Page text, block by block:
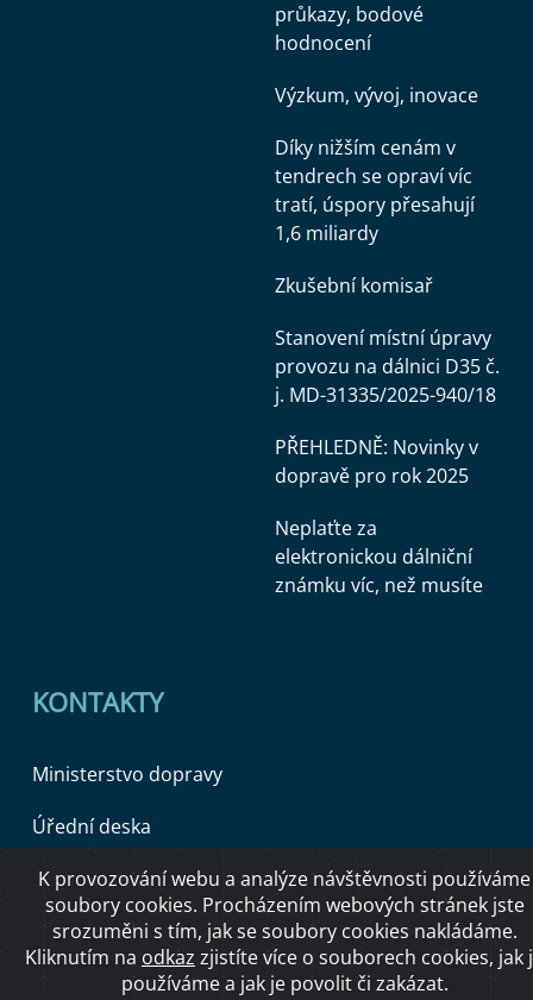
průkazy, bodové
hodnocení
Výzkum, vývoj, inovace
Díky nižším cenám v
tendrech se opraví víc
tratí, úspory přesahují
1,6 miliardy
Zkušební komisař
Stanovení místní úpravy
provozu na dálnici D35 č.
j. MD-31335/2025-940/18
PŘEHLEDNĚ: Novinky v
dopravě pro rok 2025
Neplaťte za
elektronickou dálniční
známku víc, než musíte
KONTAKTY
Ministerstvo dopravy
Úřední deska
Copyright © 2026 Ministerstvo dopravy ČR
O přístupnosti
K provozování webu a analýze návštěvnosti používáme
soubory cookies. Procházením webových stránek jste
srozuměni s tím, jak se soubory cookies nakládáme.
Kliknutím na odkaz zjistíte více o souborech cookies, jak
používáme a jak je povolit či zakázat.